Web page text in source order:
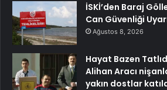
İSKİ’den Baraj
Can Güvenliği
Ağustos 8, 2026
Hayat Bazen
Alihan Aracı
yakın dostlar